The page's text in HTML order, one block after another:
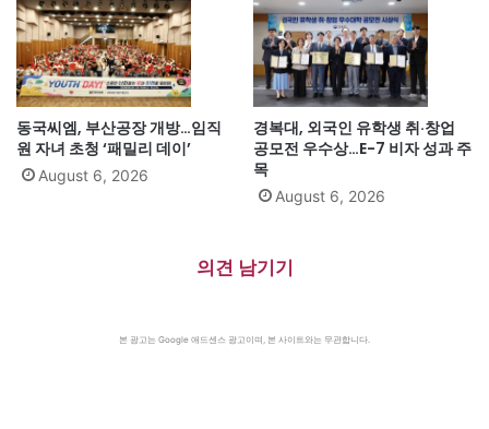
동국씨엠, 부산공장 개방…임직
원 자녀 초청 ‘패밀리 데이’
August 6, 2026
경복대, 외국인 유학생 취·창업
공모전 우수상…E-7 비자 성과 주
목
August 6, 2026
의견 남기기
본 광고는 Google 애드센스 광고이며, 본 사이트와는 무관합니다.